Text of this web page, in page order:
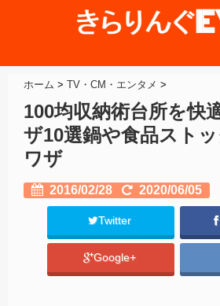
ホーム > TV・CM・エンタメ >
100均収納術台所を快
ザ10選鍋や食品スト
ワザ
2016/02/28 2020/06/05
Twitter
Google+